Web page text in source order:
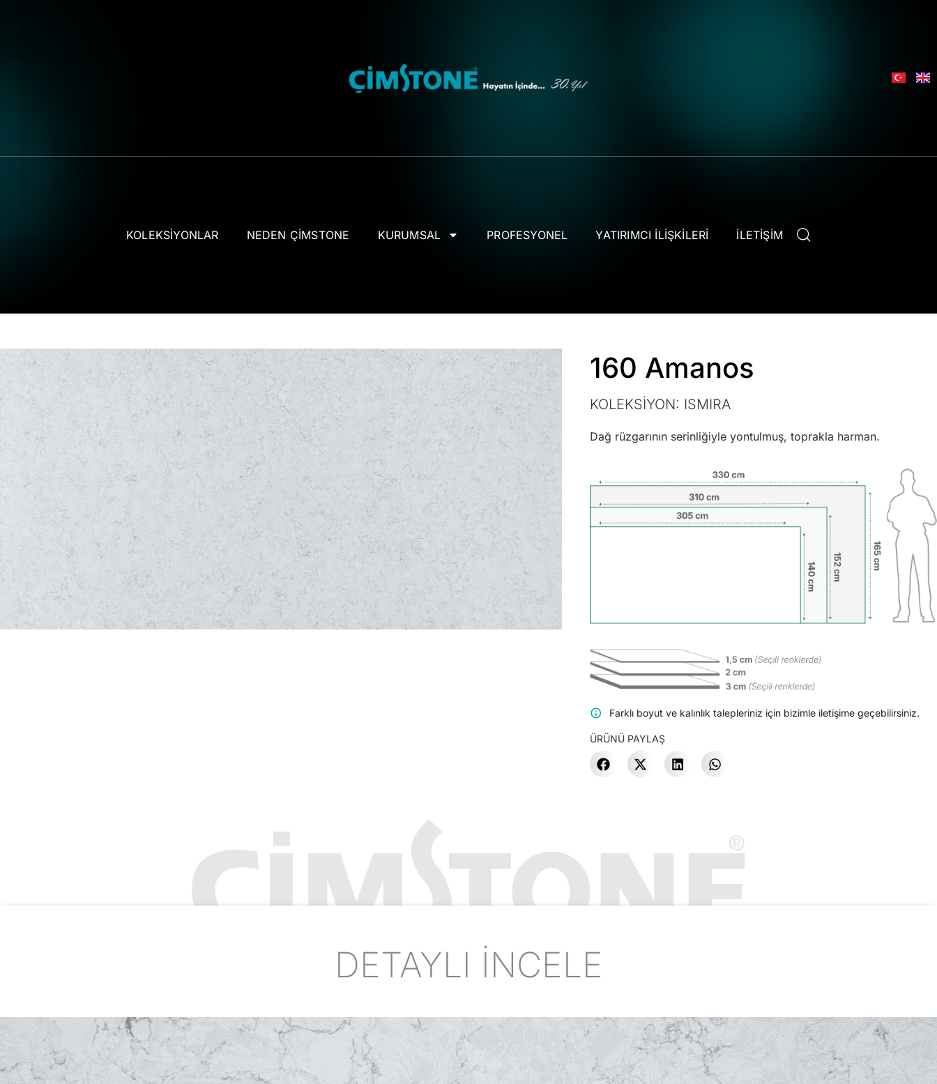
KOLEKSIYONLAR NEDEN ÇIMSTONE KURUMSAL PROFESYONEL YATIRIMCI İLIŞKILERI İLETIŞIM
160 Amanos
KOLEKSİYON: ISMIRA
Dağ rüzgarının serinliğiyle yontulmuş, toprakla harman.
Farklı boyut ve kalınlık talepleriniz için bizimle iletişime geçebilirsiniz.
ÜRÜNÜ PAYLAŞ
DETAYLI İNCELE